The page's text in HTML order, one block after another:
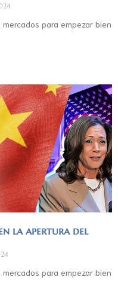
para empezar bien
la apertura del
para empezar bien